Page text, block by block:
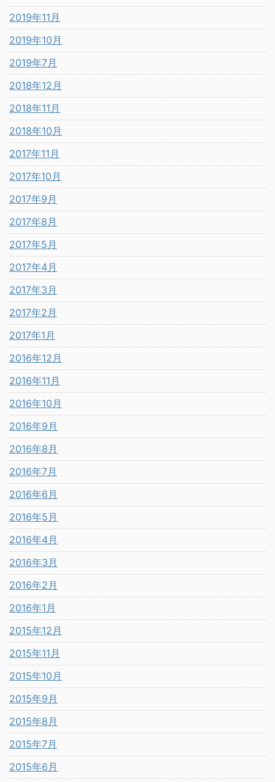
2019年11月
2019年10月
2019年7月
2018年12月
2018年11月
2018年10月
2017年11月
2017年10月
2017年9月
2017年8月
2017年5月
2017年4月
2017年3月
2017年2月
2017年1月
2016年12月
2016年11月
2016年10月
2016年9月
2016年8月
2016年7月
2016年6月
2016年5月
2016年4月
2016年3月
2016年2月
2016年1月
2015年12月
2015年11月
2015年10月
2015年9月
2015年8月
2015年7月
2015年6月